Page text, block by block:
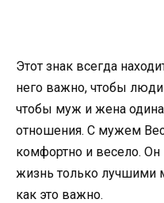
Этот знак всегда
него важно, чтобы
чтобы муж и жена
отношения. С мужем
комфортно и весело. Он
жизнь только лучшими
как это важно.